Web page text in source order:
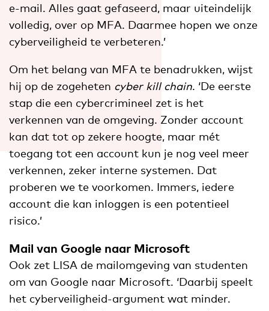
e-mail. Alles gaat gefaseerd, maar uiteindelijk
volledig, over op MFA. Daarmee hopen we onze
cyberveiligheid te verbeteren.’
Om het belang van MFA te benadrukken, wijst
hij op de zogeheten cyber kill chain. ‘De eerste
stap die een cybercrimineel zet is het
verkennen van de omgeving. Zonder account
kan dat tot op zekere hoogte, maar mét
toegang tot een account kun je nog veel meer
verkennen, zeker interne systemen. Dat
proberen we te voorkomen. Immers, iedere
account die kan inloggen is een potentieel
risico.’
Mail van Google naar Microsoft
Ook zet LISA de mailomgeving van studenten
om van Google naar Microsoft. ‘Daarbij speelt
het cyberveiligheid-argument wat minder.